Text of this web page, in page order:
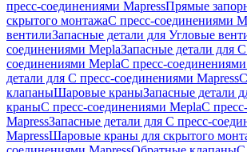
пресс-соединениями MapressПрямые
скрытого монтажаС пресс-соединениями
вентилиЗапасные детали для Угловые
соединениями MeplaЗапасные детали для
соединениями MeplaС пресс-
детали для С пресс-соединениями Mapress
клапаныШаровые краныЗапасные детали
краныС пресс-соединениями MeplaС
MapressЗапасные детали для С пресс-
MapressШаровые краны для скрытого